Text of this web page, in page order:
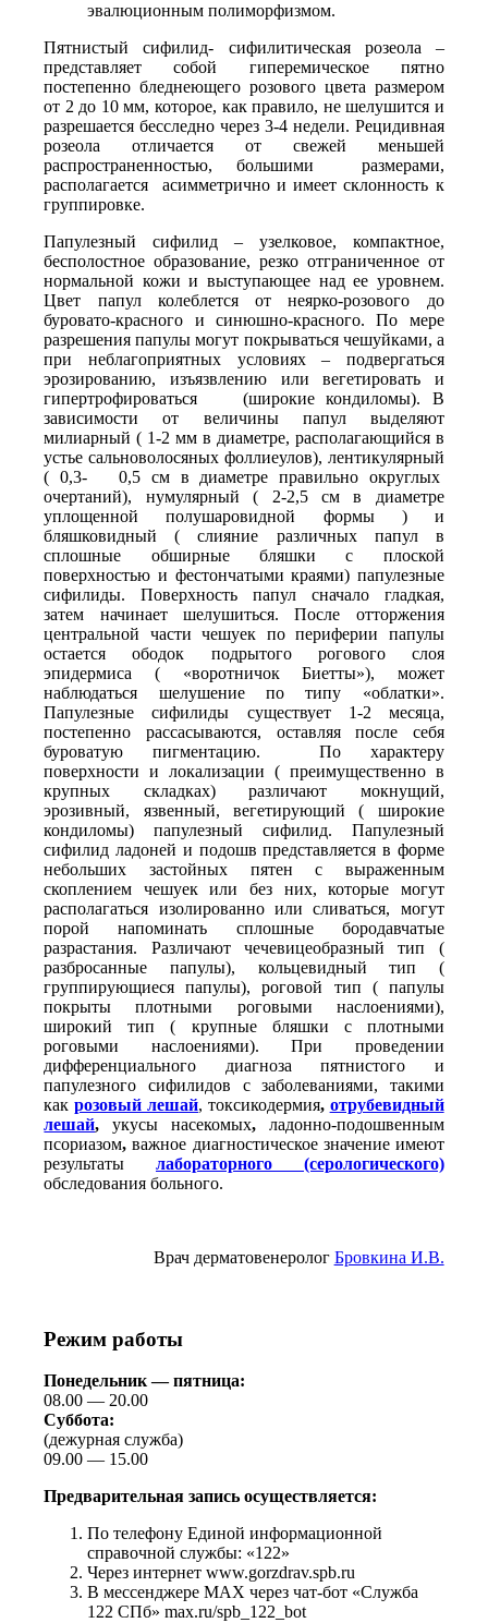
эвалюционным полиморфизмом.
Пятнистый сифилид- сифилитическая розеола –
представляет собой гиперемическое пятно
постепенно бледнеющего розового цвета размером
от 2 до 10 мм, которое, как правило, не шелушится и
разрешается бесследно через 3-4 недели. Рецидивная
розеола отличается от свежей меньшей
распространенностью, большими размерами,
располагается асимметрично и имеет склонность к
группировке.
Папулезный сифилид – узелковое, компактное,
бесполостное образование, резко отграниченное от
нормальной кожи и выступающее над ее уровнем.
Цвет папул колеблется от неярко-розового до
буровато-красного и синюшно-красного. По мере
разрешения папулы могут покрываться чешуйками, а
при неблагоприятных условиях – подвергаться
эрозированию, изъязвлению или вегетировать и
гипертрофироваться (широкие кондиломы). В
зависимости от величины папул выделяют
милиарный ( 1-2 мм в диаметре, располагающийся в
устье сальноволосяных фоллиеулов), лентикулярный
( 0,3- 0,5 см в диаметре правильно округлых
очертаний), нумулярный ( 2-2,5 см в диаметре
уплощенной полушаровидной формы ) и
бляшковидный ( слияние различных папул в
сплошные обширные бляшки с плоской
поверхностью и фестончатыми краями) папулезные
сифилиды. Поверхность папул сначало гладкая,
затем начинает шелушиться. После отторжения
центральной части чешуек по периферии папулы
остается ободок подрытого рогового слоя
эпидермиса ( «воротничок Биетты»), может
наблюдаться шелушение по типу «облатки».
Папулезные сифилиды существует 1-2 месяца,
постепенно рассасываются, оставляя после себя
буроватую пигментацию. По характеру
поверхности и локализации ( преимущественно в
крупных складках) различают мокнущий,
эрозивный, язвенный, вегетирующий ( широкие
кондиломы) папулезный сифилид. Папулезный
сифилид ладоней и подошв представляется в форме
небольших застойных пятен с выраженным
скоплением чешуек или без них, которые могут
располагаться изолированно или сливаться, могут
порой напоминать сплошные бородавчатые
разрастания. Различают чечевицеобразный тип (
разбросанные папулы), кольцевидный тип (
группирующиеся папулы), роговой тип ( папулы
покрыты плотными роговыми наслоениями),
широкий тип ( крупные бляшки с плотными
роговыми наслоениями). При проведении
дифференциального диагноза пятнистого и
папулезного сифилидов с заболеваниями, такими
какрозовый лешай, токсикодермия, отрубевидный
лешай,укусы насекомых, ладонно-подошвенным
псориазом,важное диагностическое значение имеют
результаты лабораторного (серологического)
обследования больного.
Врач дерматовенеролог Бровкина И.В.
Режим работы
Понедельник — пятница:
08.00 — 20.00
Суббота:
(дежурная служба)
09.00 — 15.00
Предварительная запись осуществляется:
По телефону Единой информационной
справочной службы: «122»
Через интернет www.gorzdrav.spb.ru
В мессенджере MAX через чат-бот «Служба
122 СПб» max.ru/spb_122_bot